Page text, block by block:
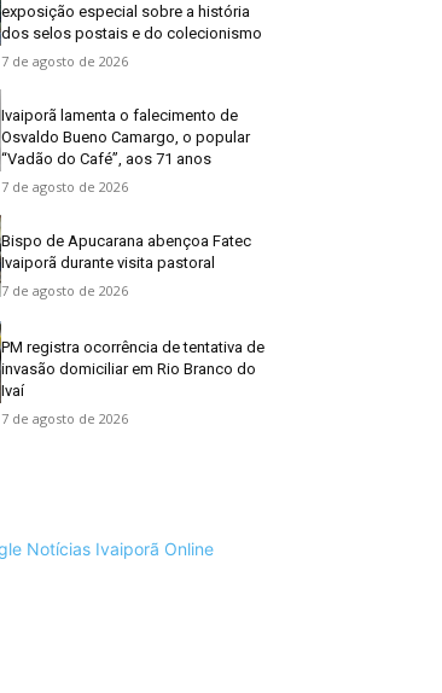
exposição especial sobre a história
dos selos postais e do colecionismo
7 de agosto de 2026
Ivaiporã lamenta o falecimento de
Osvaldo Bueno Camargo, o popular
“Vadão do Café”, aos 71 anos
7 de agosto de 2026
Bispo de Apucarana abençoa Fatec
Ivaiporã durante visita pastoral
7 de agosto de 2026
PM registra ocorrência de tentativa de
invasão domiciliar em Rio Branco do
Ivaí
7 de agosto de 2026